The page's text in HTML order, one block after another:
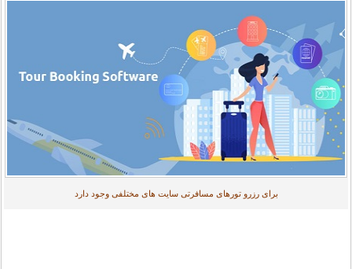
برای رزرو تورهای مسافرتی سایت های مختلفی وجود دارد